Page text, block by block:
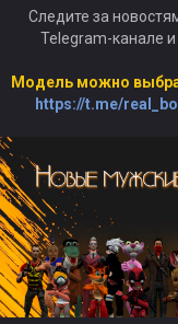
Следите за
Telegram-канале и
Модель можно
https://t.me/